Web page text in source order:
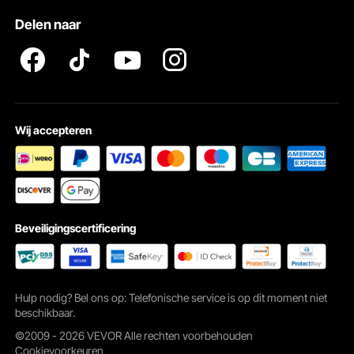
Met zijn praktische afmetingen van 565 x 460 mm biedt hij plaats aan vier
vrienden.
Delen naar
Wij accepteren
Beveiligingscertificering
Hulp nodig? Bel ons op: Telefonische service is op dit moment niet
beschikbaar.
©2009 - 2026 VEVOR Alle rechten voorbehouden
Cookievoorkeuren